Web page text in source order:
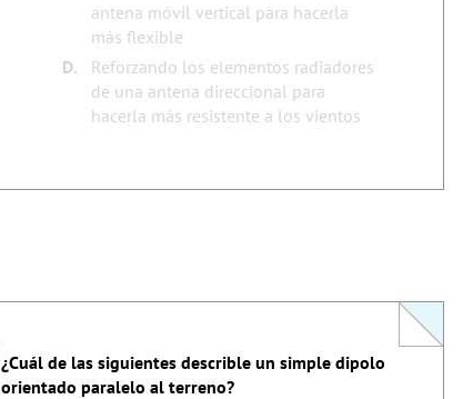
antena móvil vertical para hacerla
más flexible
D.
Reforzando los elementos radiadores
de una antena direccional para
hacerla más resistente a los vientos
¿Cuál de las siguientes describle un simple dipolo
orientado paralelo al terreno?
T9
A03
This question does not yet have an explanation!